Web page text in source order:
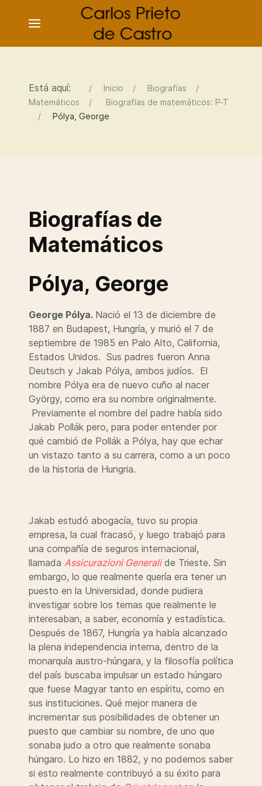
Está aquí: Inicio
Biografías
Matemáticos
Biografías de matemáticos: P-T
Pólya, George
Biografías de
Matemáticos
Pólya, George
George Pólya. Nació el 13 de diciembre de
1887 en Budapest, Hungría, y murió el 7 de
septiembre de 1985 en Palo Alto, California,
Estados Unidos. Sus padres fueron Anna
Deutsch y Jakab Pólya, ambos judíos. El
nombre Pólya era de nuevo cuño al nacer
György, como era su nombre originalmente.
Previamente el nombre del padre había sido
Jakab Pollák pero, para poder entender por
qué cambió de Pollák a Pólya, hay que echar
un vistazo tanto a su carrera, como a un poco
de la historia de Hungria.
Jakab estudó abogacía, tuvo su propia
empresa, la cual fracasó, y luego trabajó para
una compañía de seguros internacional,
llamada Assicurazioni Generalide Trieste. Sin
embargo, lo que realmente quería era tener un
puesto en la Universidad, donde pudiera
investigar sobre los temas que realmente le
interesaban, a saber, economía y estadística.
Después de 1867, Hungría ya había alcanzado
la plena independencia interna, dentro de la
monarquía austro-húngara, y la filosofía política
del país buscaba impulsar un estado húngaro
que fuese Magyar tanto en espíritu, como en
sus instituciones. Qué mejor manera de
incrementar sus posibilidades de obtener un
puesto que cambiar su nombre, de uno que
sonaba judo a otro que realmente sonaba
húngaro. Lo hizo en 1882, y no podemos saber
si esto realmente contribuyó a su éxito para